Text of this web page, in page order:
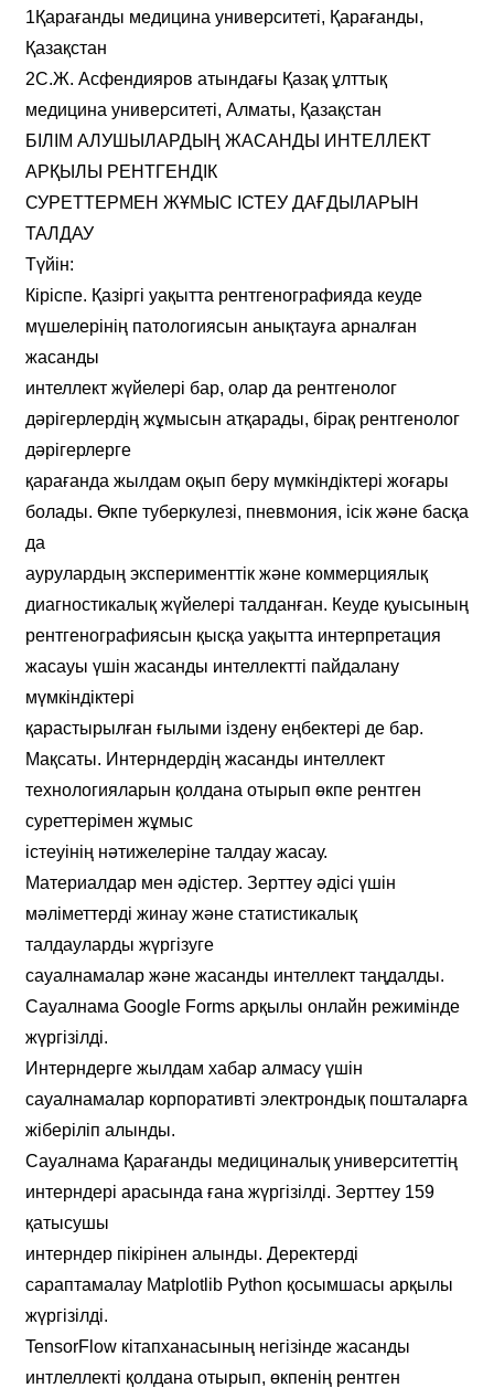
1Қарағанды медицина университеті, Қарағанды,
Қазақстан
2С.Ж. Асфендияров атындағы Қазақ ұлттық
медицина университеті, Алматы, Қазақстан
БІЛІМ АЛУШЫЛАРДЫҢ ЖАСАНДЫ ИНТЕЛЛЕКТ
АРҚЫЛЫ РЕНТГЕНДІК
СУРЕТТЕРМЕН ЖҰМЫС ІСТЕУ ДАҒДЫЛАРЫН
ТАЛДАУ
Түйін:
Кіріспе. Қазіргі уақытта рентгенографияда кеуде
мүшелерінің патологиясын анықтауға арналған
жасанды
интеллект жүйелері бар, олар да рентгенолог
дәрігерлердің жұмысын атқарады, бірақ рентгенолог
дәрігерлерге
қарағанда жылдам оқып беру мүмкіндіктері жоғары
болады. Өкпе туберкулезі, пневмония, ісік және басқа
да
аурулардың эксперименттік және коммерциялық
диагностикалық жүйелері талданған. Кеуде қуысының
рентгенографиясын қысқа уақытта интерпретация
жасауы үшін жасанды интеллектті пайдалану
мүмкіндіктері
қарастырылған ғылыми іздену еңбектері де бар.
Мақсаты. Интерндердің жасанды интеллект
технологияларын қолдана отырып өкпе рентген
суреттерімен жұмыс
істеуінің нәтижелеріне талдау жасау.
Материалдар мен әдістер. Зерттеу әдісі үшін
мәліметтерді жинау және статистикалық
талдауларды жүргізуге
сауалнамалар және жасанды интеллект таңдалды.
Сауалнама Google Forms арқылы онлайн режимінде
жүргізілді.
Интерндерге жылдам хабар алмасу үшін
сауалнамалар корпоративті электрондық пошталарға
жіберіліп алынды.
Сауалнама Қарағанды медициналық университеттің
интерндері арасында ғана жүргізілді. Зерттеу 159
қатысушы
интерндер пікірінен алынды. Деректерді
сараптамалау Matplotlib Python қосымшасы арқылы
жүргізілді.
TensorFlow кітапханасының негізінде жасанды
интлеллекті қолдана отырып, өкпенің рентген